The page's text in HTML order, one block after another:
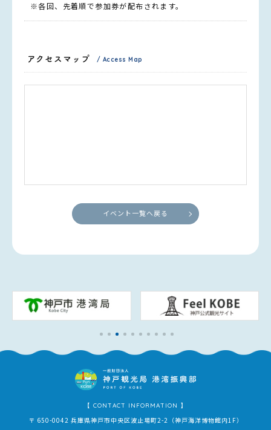
※各回、先着順で参加券が配布されます。
アクセスマップ / Access Map
イベント一覧へ戻る
【 CONTACT INFORMATION 】
〒 650-0042 兵庫県神戸市中央区波止場町2-2（神戸海洋博物館内1F）